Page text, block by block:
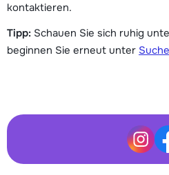
kontaktieren.
Tipp: Schauen Sie sich ruhig
beginnen Sie erneut unter